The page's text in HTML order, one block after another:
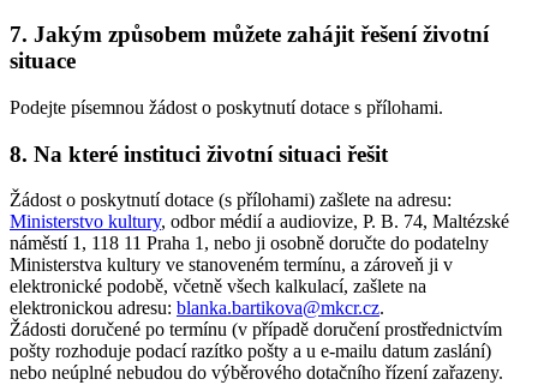
7. Jakým způsobem můžete zahájit řešení životní
situace
Podejte písemnou žádost o poskytnutí dotace s přílohami.
8. Na které instituci životní situaci řešit
Žádost o poskytnutí dotace (s přílohami) zašlete na adresu:
Ministerstvo kultury, odbor médií a audiovize, P. B. 74, Maltézské
náměstí 1, 118 11 Praha 1, nebo ji osobně doručte do podatelny
Ministerstva kultury ve stanoveném termínu, a zároveň ji v
elektronické podobě, včetně všech kalkulací, zašlete na
elektronickou adresu: blanka.bartikova@mkcr.cz.
Žádosti doručené po termínu (v případě doručení prostřednictvím
pošty rozhoduje podací razítko pošty a u e-mailu datum zaslání)
nebo neúplné nebudou do výběrového dotačního řízení zařazeny.